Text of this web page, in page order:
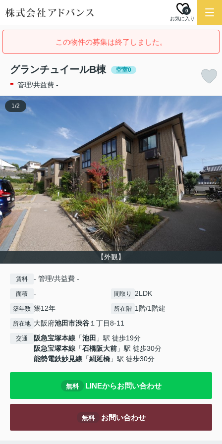
お気に入り
0
この物件の募集は終了しました。
グランチュイールB棟 空室0
- 管理/共益費 -
【外観】
1/2
賃料 - 管理/共益費 -
面積 - 間取り 2LDK
築年数 築12年 所在階 1階/1階建
所在地 大阪府池田市渋谷１丁目8-11
交通 阪急宝塚本線 「池田 」駅 徒歩19分
阪急宝塚本線 「石橋阪大前 」駅 徒歩30分
能勢電鉄妙見線 「絹延橋 」駅 徒歩30分
無料 LINEからお問い合わせ
無料 お問い合わせ